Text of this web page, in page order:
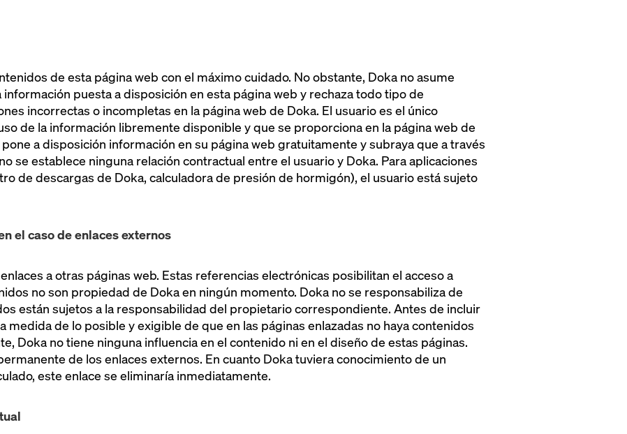
de esta página web con el máximo cuidado. No obstante, Doka no asume
puesta a disposición en esta página web y rechaza todo tipo de
incorrectas o incompletas en la página web de Doka. El usuario es el único
de la información libremente disponible y que se proporciona en la página web de
pone a disposición información en su página web gratuitamente y subraya que a través
se establece ninguna relación contractual entre el usuario y Doka. Para aplicaciones
de descargas de Doka, calculadora de presión de hormigón), el usuario está sujeto
el caso de enlaces externos
a otras páginas web. Estas referencias electrónicas posibilitan el acceso a
no son propiedad de Doka en ningún momento. Doka no se responsabiliza de
están sujetos a la responsabilidad del propietario correspondiente. Antes de incluir
medida de lo posible y exigible de que en las páginas enlazadas no haya contenidos
Doka no tiene ninguna influencia en el contenido ni en el diseño de estas páginas.
de los enlaces externos. En cuanto Doka tuviera conocimiento de un
este enlace se eliminaría inmediatamente.